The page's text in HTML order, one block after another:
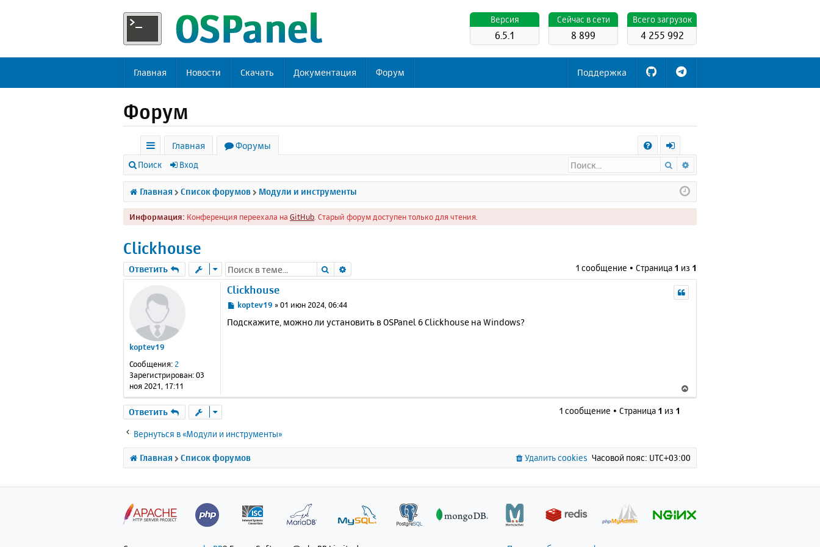
Всего загрузок
4 255 992
Cейчас в сети
8 899
Версия
6.5.1
Главная Новости Скачать Документация Форум Поддержка
Форум
с
ы
л
к
и
Главная
Форумы
Q
х
о
д
Поиск Вход Поиск
Главная Список форумов Модули и инструменты
Информация: Конференция переехала на GitHub . Старый форум доступен только для чтения.
Clickhouse
Ответить Поиск 1 сообщение • Страница 1 из 1
koptev19
Сообщения: 2
Зарегистрирован:03
ноя 2021, 17:11
Clickhouse
С
о
koptev19 »01 июн 2024, 06:44
Подскажите, можно ли установить в OSPanel 6 Clickhouse на Windows?
е
т
с
а
Ответить 1 сообщение • Страница 1 из 1
Вернуться в «Модули и инструменты»
Главная Список форумов Часовой пояс: UTC+03:00
Удалить cookies